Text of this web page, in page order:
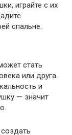
играйте с их
спальне.
стать
или друга.
и
— значит